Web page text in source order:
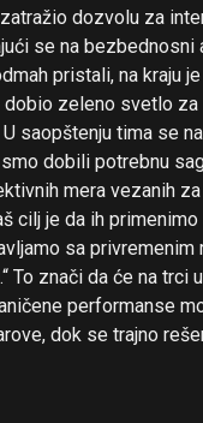
dozvolu za
se na bezbednosni
pristali, na kraju
dobio zeleno svetlo
saopštenju tima se
dobili potrebnu
mera vezanih
cilj je da ih
sa privremenim
To znači da će na trci
performanse
dok se trajno